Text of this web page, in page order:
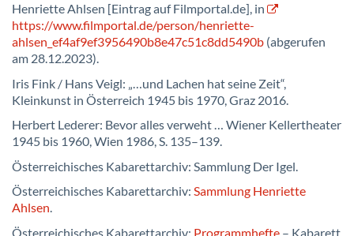
Henriette Ahlsen [Eintrag auf Filmportal.de], in
https://www.filmportal.de/person/henriette-
ahlsen_ef4af9ef3956490b8e47c51c8dd5490b (abgerufen
am 28.12.2023).
Iris Fink / Hans Veigl: „…und Lachen hat seine Zeit“,
Kleinkunst in Österreich 1945 bis 1970, Graz 2016.
Herbert Lederer: Bevor alles verweht … Wiener Kellertheater
1945 bis 1960, Wien 1986, S. 135–139.
Österreichisches Kabarettarchiv: Sammlung Der Igel.
Österreichisches Kabarettarchiv: Sammlung Henriette
Ahlsen.
Österreichisches Kabarettarchiv: Programmhefte – Kabarett